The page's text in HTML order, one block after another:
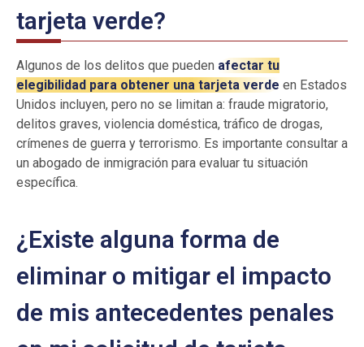
tarjeta verde?
Algunos de los delitos que pueden afectar tu
elegibilidad para obtener una tarjeta verde en Estados
Unidos incluyen, pero no se limitan a: fraude migratorio,
delitos graves, violencia doméstica, tráfico de drogas,
crímenes de guerra y terrorismo. Es importante consultar a
un abogado de inmigración para evaluar tu situación
específica.
¿Existe alguna forma de
eliminar o mitigar el impacto
de mis antecedentes penales